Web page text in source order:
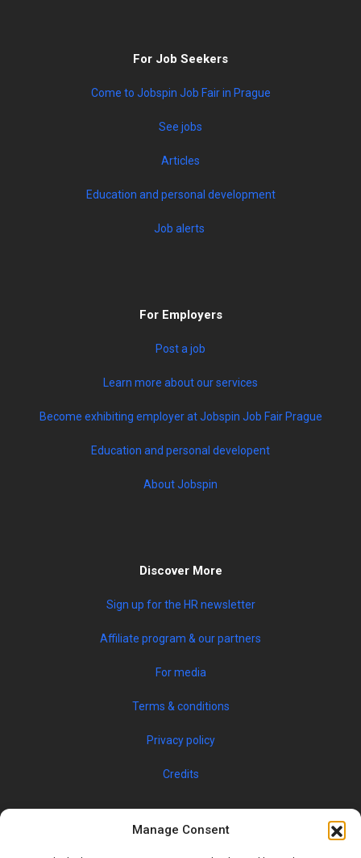
Manage Consent
For Job Seekers
Come to Jobspin Job Fair in Prague
See jobs
Articles
Education and personal development
Job alerts
For Employers
Post a job
Learn more about our services
Become exhibiting employer at Jobspin Job Fair Prague
Education and personal developent
About Jobspin
Discover More
Sign up for the HR newsletter
Affiliate program & our partners
For media
Terms & conditions
Privacy policy
Credits